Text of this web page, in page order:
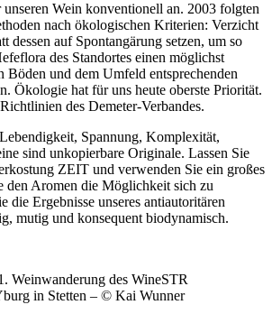
Wein konventionell an. 2003 folgten
nach ökologischen Kriterien: Verzicht
dessen auf Spontangärung setzen, um so
des Standortes einen möglichst
Böden und dem Umfeld entsprechenden
Ökologie hat für uns heute oberste Priorität.
des Demeter-Verbandes.
Spannung, Komplexität,
sind unkopierbare Originale. Lassen Sie
ZEIT und verwenden Sie ein großes
den Aromen die Möglichkeit sich zu
die Ergebnisse unseres antiautoritären
mutig und konsequent biodynamisch.
Weinwanderung des WineSTR
in Stetten – © Kai Wunner